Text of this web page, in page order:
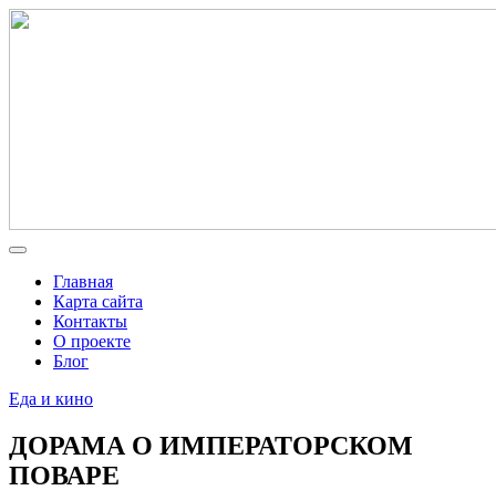
Главная
Карта сайта
Контакты
О проекте
Блог
Еда и кино
ДОРАМА О ИМПЕРАТОРСКОМ
ПОВАРЕ